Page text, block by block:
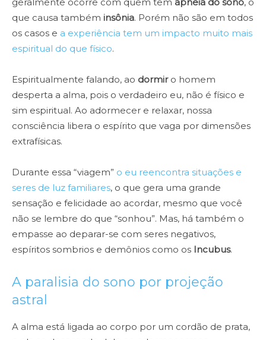
que causa também insônia. Porém não são em todos
os casos e a experiência tem um impacto muito mais
espiritual do que físico.
Espiritualmente falando, ao dormiro homem
desperta a alma, pois o verdadeiro eu, não é físico e
sim espiritual. Ao adormecer e relaxar, nossa
consciência libera o espírito que vaga por dimensões
extrafísicas.
Durante essa “viagem” o eu reencontra situações e
seres de luz familiares, o que gera uma grande
sensação e felicidade ao acordar, mesmo que você
não se lembre do que “sonhou”. Mas, há também o
empasse ao deparar-se com seres negativos,
espíritos sombrios e demônios como os Incubus.
A paralisia do sono por projeção
astral
A alma está ligada ao corpo por um cordão de prata,